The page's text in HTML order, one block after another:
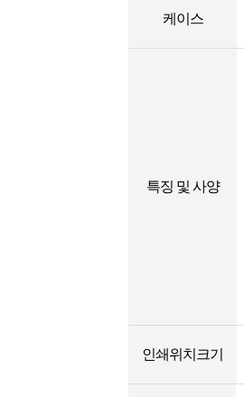
케이스
특징 및 사양
인쇄위치크기